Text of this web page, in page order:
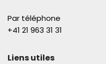
Par téléphone
+41 21 963 31 31​
Liens utiles